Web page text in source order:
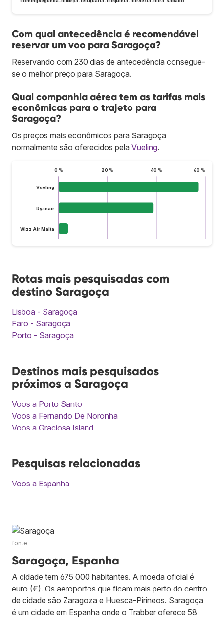
Com qual antecedência é recomendável
reservar um voo para Saragoça?
Reservando com 230 dias de antecedência consegue-
se o melhor preço para Saragoça.
Qual companhia aérea tem as tarifas mais
econômicas para o trajeto para
Saragoça?
Os preços mais econômicos para Saragoça
normalmente são oferecidos pela Vueling.
0 % 20 % 40 % 60 %
Vueling
Ryanair
Wizz Air Malta
Rotas mais pesquisadas com
destino Saragoça
Lisboa - Saragoça
Faro - Saragoça
Porto - Saragoça
Destinos mais pesquisados
próximos a Saragoça
Voos a Porto Santo
Voos a Fernando De Noronha
Voos a Graciosa Island
Pesquisas relacionadas
Voos a Espanha
fonte
Saragoça, Espanha
A cidade tem 675 000 habitantes. A moeda oficial é
euro (€). Os aeroportos que ficam mais perto do centro
de cidade são Zaragoza e Huesca-Pirineos. Saragoça
é um cidade em Espanha onde o Trabber oferece 58